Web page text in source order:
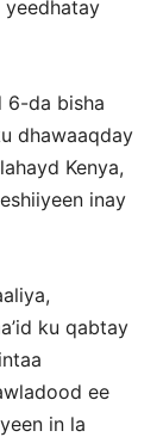
yeedhatay
6-da bisha
dhawaaqday
Kenya,
inay
ku qabtay
ee
in la